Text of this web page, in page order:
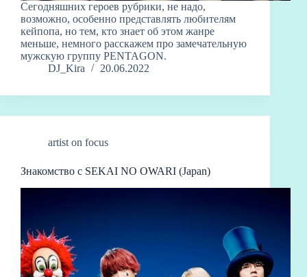
Сегодняшних героев рубрики, не надо,
возможно, особенно представлять любителям
кейпопа, но тем, кто знает об этом жанре
меньше, немного расскажем про замечательную
мужскую группу PENTAGON.
DJ_Kira
20.06.2022
artist on focus
Знакомство с SEKAI NO OWARI (Japan)